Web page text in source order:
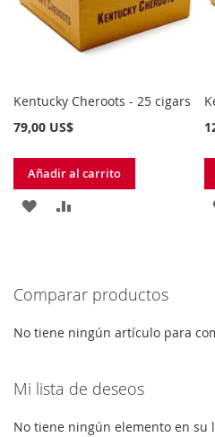
Kentucky Cheroots - 25 cigars
79,00 US$
Añadir al carrito
AÑADIR
LISTA
DE
Comparar productos
No tiene ningún artículo para
Mi lista de deseos
No tiene ningún elemento en su